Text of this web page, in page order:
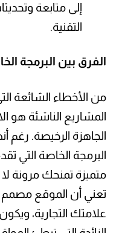
إلى متابعة
التقنية.
الفرق بين البرمجة
من الأخطاء الشائعة
المشاريع الناشئة هو
الجاهزة الرخيصة. رغم
البرمجة الخاصة التي
متميزة تمنحك مرونة
تعني أن الموقع
علامتك التجارية،